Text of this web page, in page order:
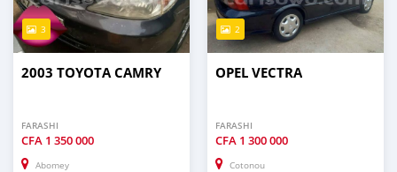
3
2003 TOYOTA CAMRY
FARASHI
CFA 1 350 000
Abomey
2
OPEL VECTRA
FARASHI
CFA 1 300 000
Cotonou